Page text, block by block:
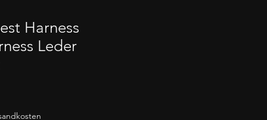
Harness
Leder